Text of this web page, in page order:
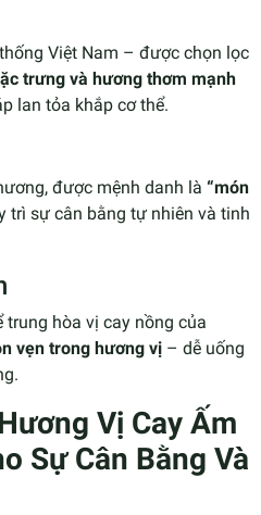
Việt Nam – được chọn lọc
trưng và hương thơm mạnh
lan tỏa khắp cơ thể.
được mệnh danh là “món
trì sự cân bằng tự nhiên và tinh
hòa vị cay nồng của
vẹn trong hương vị – dễ uống
Vị Cay Ấm
Sự Cân Bằng Và